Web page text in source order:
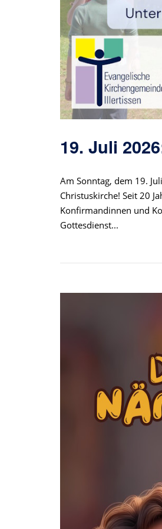
19. Juli
Am Sonntag, dem 19.
Christuskirche! Seit 20
Konfirmandinnen und
Gottesdienst...
Open post